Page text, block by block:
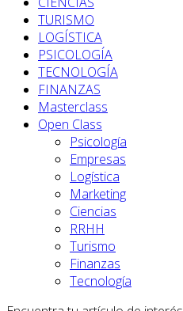
TURISMO
LOGÍSTICA
PSICOLOGÍA
TECNOLOGÍA
FINANZAS
Masterclass
Open Class
Psicología
Empresas
Logística
Marketing
Ciencias
RRHH
Turismo
Finanzas
Tecnología